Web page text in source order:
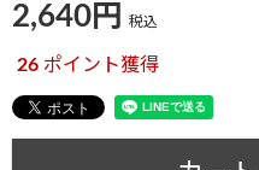
2,640 税込
26 ポイント獲得